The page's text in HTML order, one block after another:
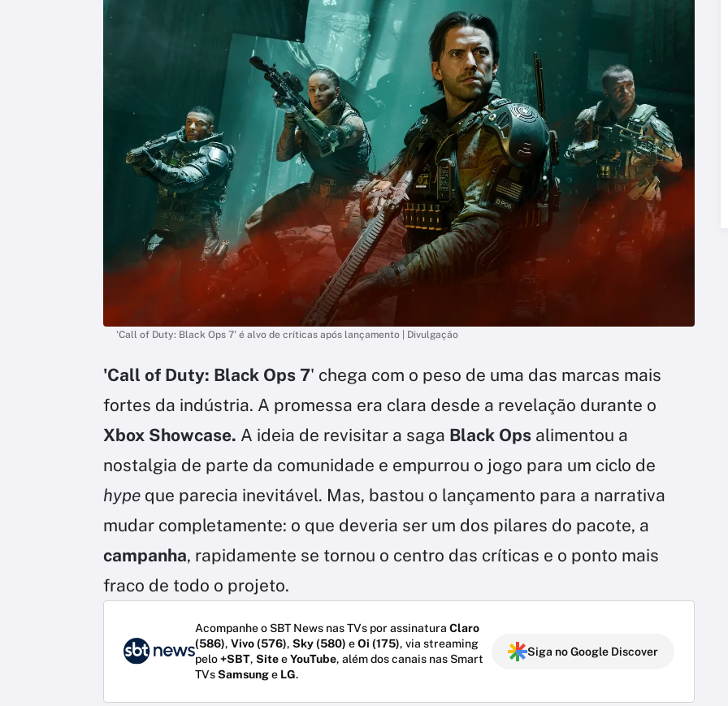
'Call of Duty: Black Ops 7' é alvo de críticas após lançamento | Divulgação
'Call of Duty: Black Ops 7' chega com o peso de uma das marcas mais
fortes da indústria. A promessa era clara desde a revelação durante o
Xbox Showcase. A ideia de revisitar a saga Black Ops alimentou a
nostalgia de parte da comunidade e empurrou o jogo para um ciclo de
hype que parecia inevitável. Mas, bastou o lançamento para a narrativa
mudar completamente: o que deveria ser um dos pilares do pacote, a
campanha, rapidamente se tornou o centro das críticas e o ponto mais
fraco de todo o projeto.
Acompanhe o SBT News nas TVs por assinatura Claro
(586), Vivo (576), Sky (580) eOi (175), via streaming
pelo+SBT, SiteeYouTube, além dos canais nas Smart
TVsSamsunge LG.
Siga no Google Discover